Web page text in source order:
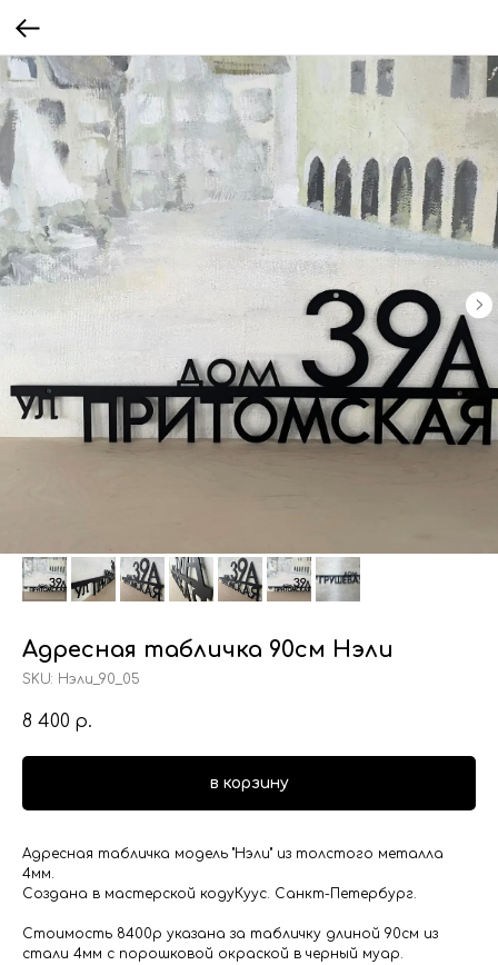
Адресная табличка 90см Нэли
SKU: Нэли_90_05
8 400 р.
в корзину
Адресная табличка модель "Нэли" из толстого металла
4мм.
Создана в мастерской кодуКуус. Санкт-Петербург.
Стоимость 8400р указана за табличку длиной 90см из
стали 4мм с порошковой окраской в черный муар.